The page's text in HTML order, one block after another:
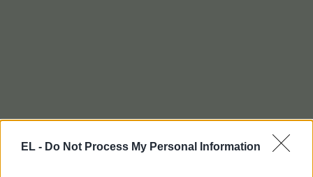
EL - Do Not Process My Personal Information